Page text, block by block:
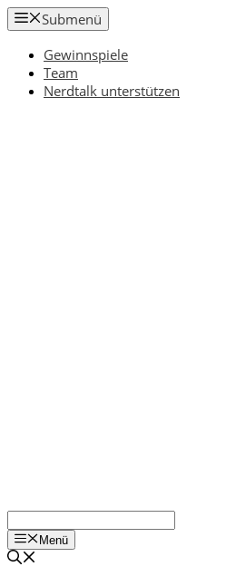
Zum
Inhalt
springen
Submenü
Gewinnspiele
Team
Nerdtalk unterstützen
Menü